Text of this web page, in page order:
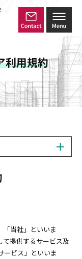
利用規約
「当社」といいま
て提供するサービス及
ービス」といいま